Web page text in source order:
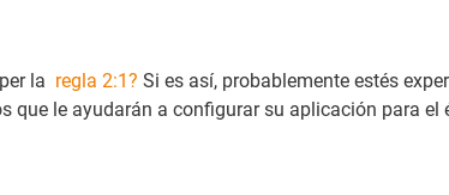
la regla 2:1? Si es así, probablemente estés
que le ayudarán a configurar su aplicación para el